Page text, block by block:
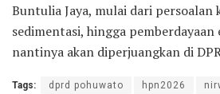
Buntulia Jaya, mulai dari persoalan
sedimentasi, hingga pemberdayaan
nantinya akan diperjuangkan di
Tags: dprd pohuwato hpn2026